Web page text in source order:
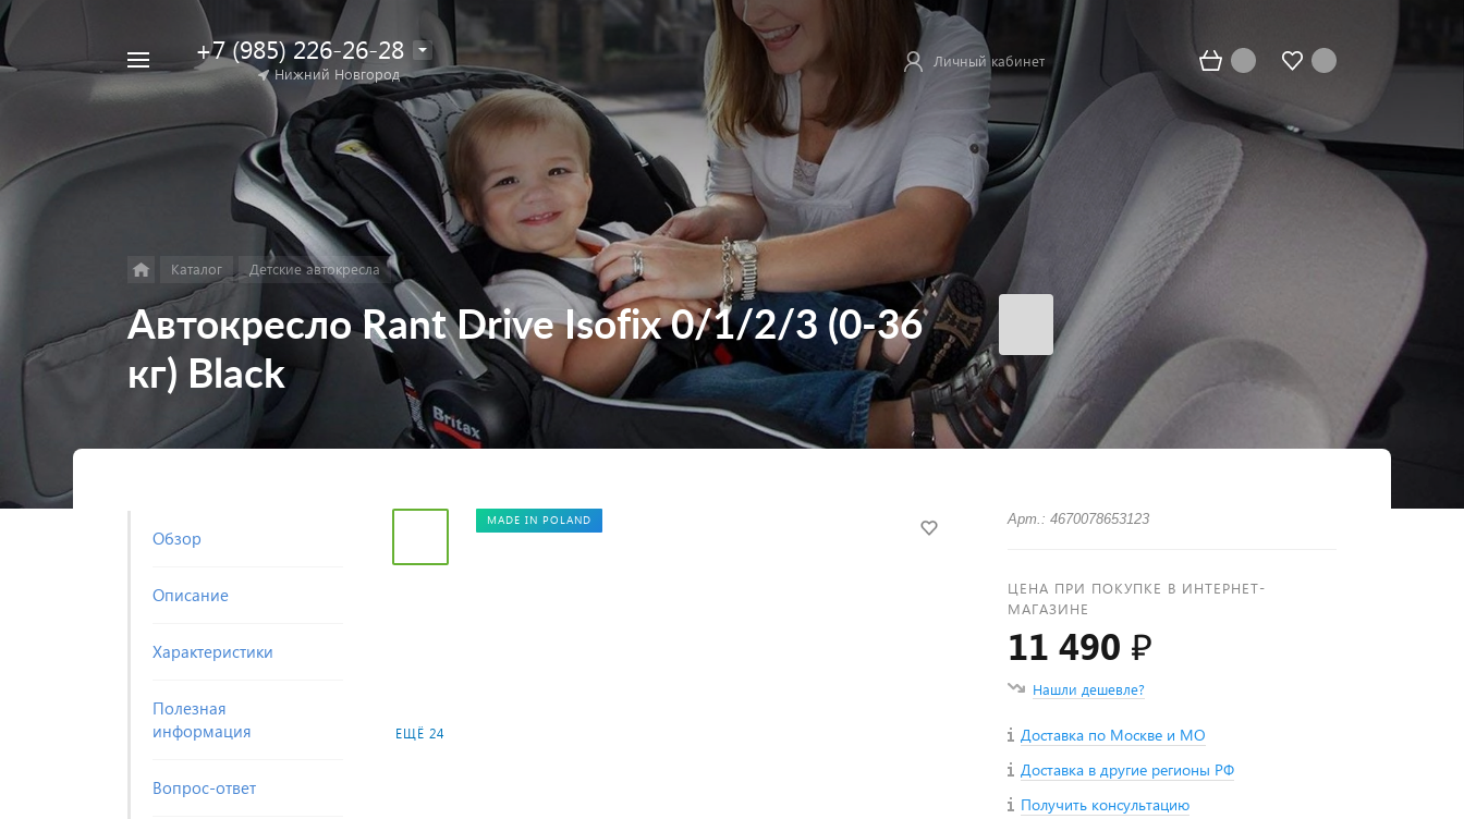
Найти
Например,
+7 (985) 226-26-28
Нижний Новгород
Личный кабинет
Каталог Детские автокресла
Автокресло Rant Drive Isofix 0/1/2/3 (0-36
кг) Black
Обзор
Описание
Характеристики
Полезная
информация
Вопрос-ответ
ЕЩЁ 24
MADE IN POLAND Арт.: 4670078653123
ЦЕНА ПРИ ПОКУПКЕ В ИНТЕРНЕТ-
МАГАЗИНЕ
11 490 ₽
Нашли дешевле?
Доставка по Москве и МО
Доставка в другие регионы РФ
Получить консультацию